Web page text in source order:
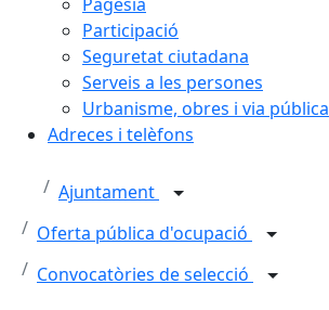
Participació
Seguretat ciutadana
Serveis a les persones
Urbanisme, obres i via pública
Adreces i telèfons
Ajuntament
Oferta pública d'ocupació
Convocatòries de selecció